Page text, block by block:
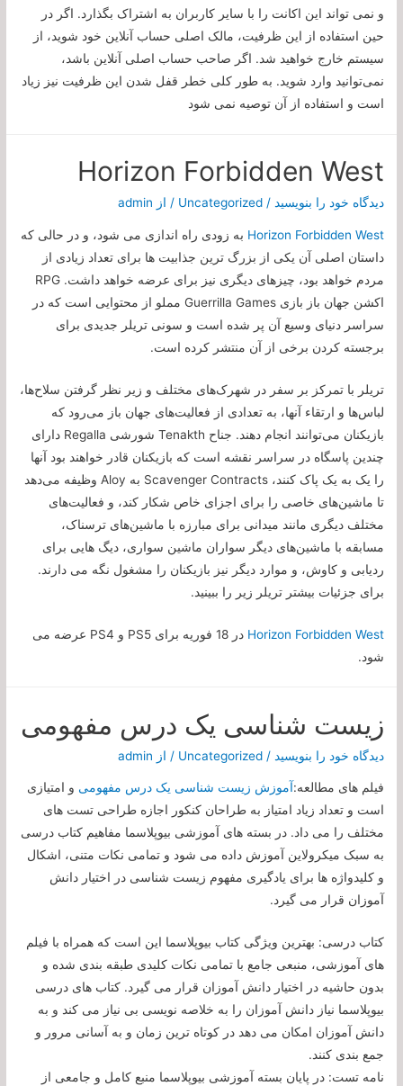
و نمی تواند این اکانت را با سایر کاربران به اشتراک بگذارد. اگر در
حین استفاده از این ظرفیت، مالک اصلی حساب آنلاین خود شوید، از
سیستم خارج خواهید شد. اگر صاحب حساب اصلی آنلاین باشد،
نمی‌توانید وارد شوید. به طور کلی خطر قفل شدن این ظرفیت نیز زیاد
است و استفاده از آن توصیه نمی شود
Horizon Forbidden West
دیدگاه‌ خود را بنویسید /
Uncategorized / از admin
Horizon Forbidden West به زودی راه اندازی می شود، و در حالی که
داستان اصلی آن یکی از بزرگ ترین جذابیت ها برای تعداد زیادی از
مردم خواهد بود، چیزهای دیگری نیز برای عرضه خواهد داشت. RPG
اکشن جهان باز بازی Guerrilla Games مملو از محتوایی است که در
سراسر دنیای وسیع آن پر شده است و سونی تریلر جدیدی برای
برجسته کردن برخی از آن منتشر کرده است.
تریلر با تمرکز بر سفر در شهرک‌های مختلف و زیر نظر گرفتن سلاح‌ها،
لباس‌ها و ارتقاء آنها، به تعدادی از فعالیت‌های جهان باز می‌رود که
بازیکنان می‌توانند انجام دهند. جناح Tenakth شورشی Regalla دارای
چندین پاسگاه در سراسر نقشه است که بازیکنان قادر خواهند بود آنها
را یک به یک پاک کنند، Scavenger Contracts به Aloy وظیفه می‌دهد
تا ماشین‌های خاصی را برای اجزای خاص شکار کند، و فعالیت‌های
مختلف دیگری مانند میدانی برای مبارزه با ماشین‌های ترسناک،
مسابقه با ماشین‌های دیگر سواران ماشین سواری، دیگ هایی برای
ردیابی و کاوش، و موارد دیگر نیز بازیکنان را مشغول نگه می دارند.
برای جزئیات بیشتر تریلر زیر را ببینید.
Horizon Forbidden West
در 18 فوریه برای PS5 و PS4 عرضه می
شود.
زیست شناسی یک درس مفهومی
دیدگاه‌ خود را بنویسید /
Uncategorized / از admin
فیلم های مطالعه:آموزش زیست شناسی یک درس مفهومی و امتیازی
است و تعداد زیاد امتیاز به طراحان کنکور اجازه طراحی تست های
مختلف را می داد. در بسته های آموزشی بیوپلاسما مفاهیم کتاب درسی
به سبک میکرولاین آموزش داده می شود و تمامی نکات متنی، اشکال
و کلیدواژه ها برای یادگیری مفهوم زیست شناسی در اختیار دانش
آموزان قرار می گیرد.
کتاب درسی: بهترین ویژگی کتاب بیوپلاسما این است که همراه با فیلم
های آموزشی، منبعی جامع با تمامی نکات کلیدی طبقه بندی شده و
بدون حاشیه در اختیار دانش آموزان قرار می گیرد. کتاب های درسی
بیوپلاسما نیاز دانش آموزان را به خلاصه نویسی بی نیاز می کند و به
دانش آموزان امکان می دهد در کوتاه ترین زمان و به آسانی مرور و
جمع بندی کنند.
نامه تست: در پایان بسته آموزشی بیوپلاسما منبع کامل و جامعی از